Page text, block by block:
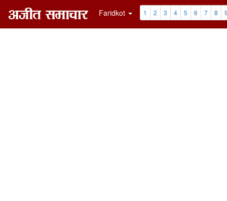
Faridkot 1 2 3 4 5 6 7 8